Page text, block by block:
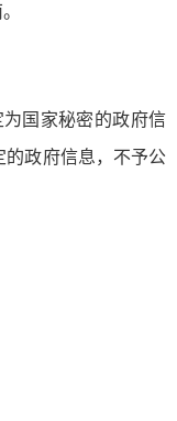
国家秘密的政府信
的政府信息，不予公